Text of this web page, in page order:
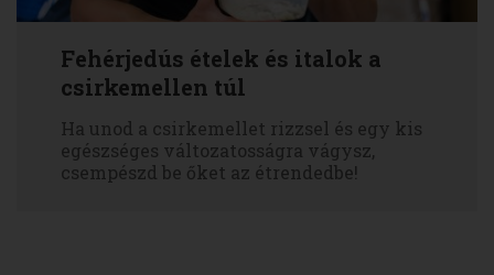
Fehérjedús ételek és italok a
csirkemellen túl
Ha unod a csirkemellet rizzsel és egy kis
egészséges változatosságra vágysz,
csempészd be őket az étrendedbe!